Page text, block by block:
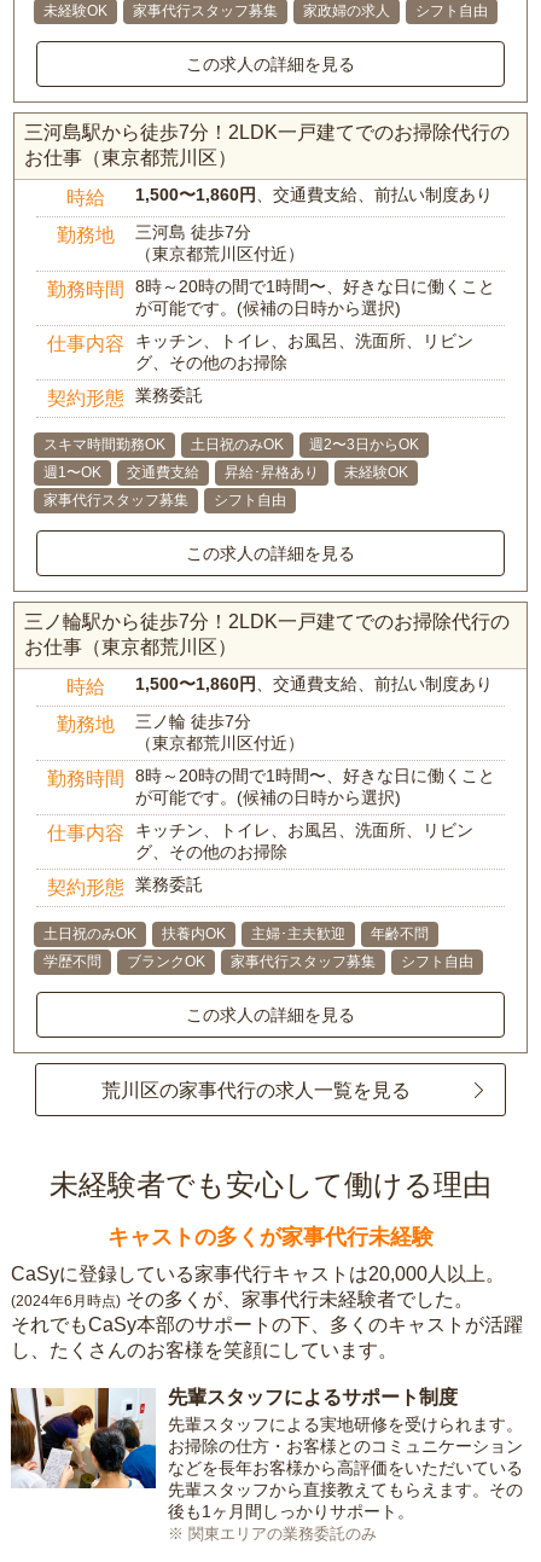
未経験OK 家事代行スタッフ募集 家政婦の求人 シフト自由
この求人の詳細を見る
三河島駅から徒歩7分！2LDK一戸建てでのお掃除代行の
お仕事（東京都荒川区）
時給 1,500〜1,860円 、交通費支給、前払い制度あり
勤務地
三河島 徒歩7分
（東京都荒川区付近）
勤務時間
8時～20時の間で1時間〜、好きな日に働くこと
が可能です。(候補の日時から選択)
仕事内容
キッチン、トイレ、お風呂、洗面所、リビン
グ、その他のお掃除
契約形態 業務委託
スキマ時間勤務OK 土日祝のみOK
週2〜3日からOK
週1〜OK
交通費支給 昇給･昇格あり
未経験OK
家事代行スタッフ募集
シフト自由
この求人の詳細を見る
三ノ輪駅から徒歩7分！2LDK一戸建てでのお掃除代行の
お仕事（東京都荒川区）
時給 1,500〜1,860円 、交通費支給、前払い制度あり
勤務地
三ノ輪 徒歩7分
（東京都荒川区付近）
勤務時間
8時～20時の間で1時間〜、好きな日に働くこと
が可能です。(候補の日時から選択)
仕事内容
キッチン、トイレ、お風呂、洗面所、リビン
グ、その他のお掃除
契約形態 業務委託
土日祝のみOK 扶養内OK 主婦･主夫歓迎
年齢不問
学歴不問
ブランクOK 家事代行スタッフ募集 シフト自由
この求人の詳細を見る
荒川区の家事代行の求人一覧を見る
未経験者でも安心して働ける理由
キャストの多くが家事代行未経験
CaSyに登録している家事代行キャストは20,000人以上。
(2024年6月時点) その多くが、家事代行未経験者でした。
それでもCaSy本部のサポートの下、多くのキャストが活躍
し、たくさんのお客様を笑顔にしています。
先輩スタッフによるサポート制度
先輩スタッフによる実地研修を受けられます。
お掃除の仕方・お客様とのコミュニケーション
などを長年お客様から高評価をいただいている
先輩スタッフから直接教えてもらえます。その
後も1ヶ月間しっかりサポート。
※ 関東エリアの業務委託のみ